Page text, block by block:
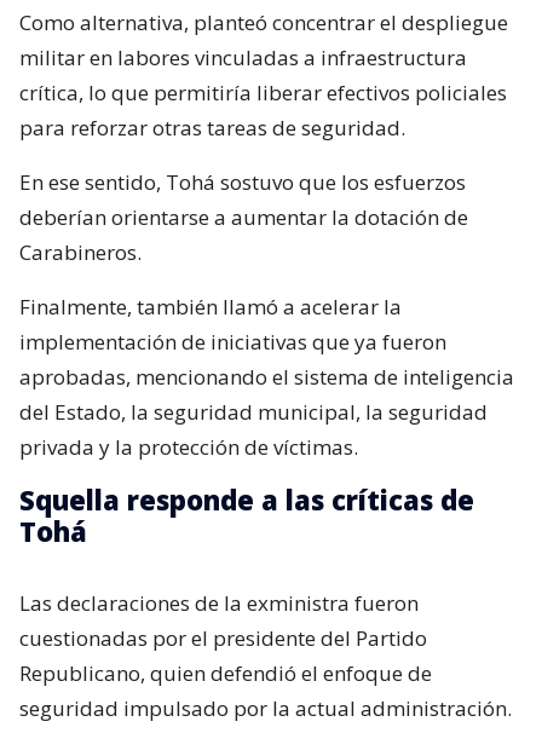
Como alternativa, planteó concentrar el despliegue
militar en labores vinculadas a infraestructura
crítica, lo que permitiría liberar efectivos policiales
para reforzar otras tareas de seguridad.
En ese sentido, Tohá sostuvo que los esfuerzos
deberían orientarse a aumentar la dotación de
Carabineros.
Finalmente, también llamó a acelerar la
implementación de iniciativas que ya fueron
aprobadas, mencionando el sistema de inteligencia
del Estado, la seguridad municipal, la seguridad
privada y la protección de víctimas.
Squella responde a las críticas de
Tohá
Las declaraciones de la exministra fueron
cuestionadas por el presidente del Partido
Republicano, quien defendió el enfoque de
seguridad impulsado por la actual administración.